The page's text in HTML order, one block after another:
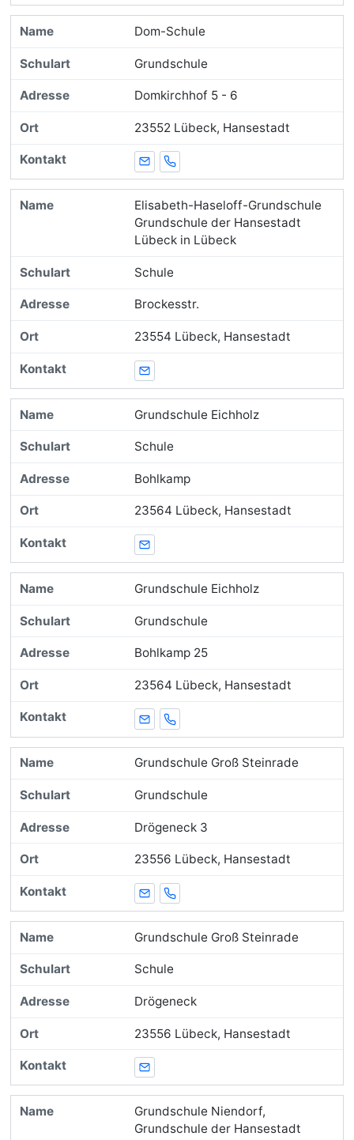
Dom-Schule
Grundschule
Domkirchhof 5 - 6
23552 Lübeck, Hansestadt
E-MailTelefon
Elisabeth-Haseloff-Grundschule
Grundschule der Hansestadt
Lübeck in Lübeck
Schule
Brockesstr.
23554 Lübeck, Hansestadt
E-Mail
Grundschule Eichholz
Schule
Bohlkamp
23564 Lübeck, Hansestadt
E-Mail
Grundschule Eichholz
Grundschule
Bohlkamp 25
23564 Lübeck, Hansestadt
E-MailTelefon
Grundschule Groß Steinrade
Grundschule
Drögeneck 3
23556 Lübeck, Hansestadt
E-MailTelefon
Grundschule Groß Steinrade
Schule
Drögeneck
23556 Lübeck, Hansestadt
E-Mail
Grundschule Niendorf,
Grundschule der Hansestadt